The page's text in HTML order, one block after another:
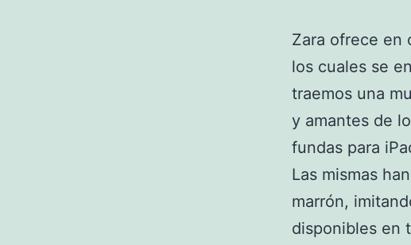
Zara ofrece en
los cuales se
traemos una
y amantes de
fundas para
Las mismas
marrón,
disponibles en